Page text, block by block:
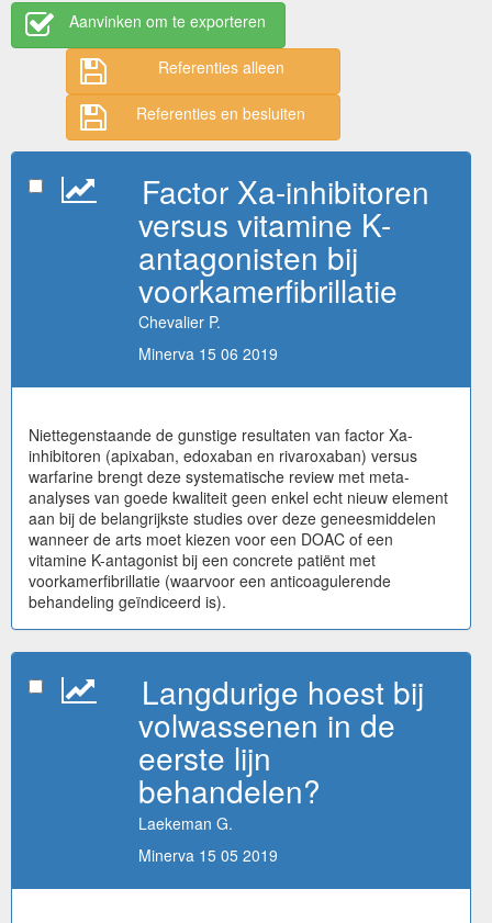
Aanvinken om te exporteren
Referenties alleen
Referenties en besluiten
Factor Xa-inhibitoren
versus vitamine K-
antagonisten bij
voorkamerfibrillatie
Chevalier P.
Minerva 15 06 2019
Niettegenstaande de gunstige resultaten van factor Xa-
inhibitoren (apixaban, edoxaban en rivaroxaban) versus
warfarine brengt deze systematische review met meta-
analyses van goede kwaliteit geen enkel echt nieuw element
aan bij de belangrijkste studies over deze geneesmiddelen
wanneer de arts moet kiezen voor een DOAC of een
vitamine K-antagonist bij een concrete patiënt met
voorkamerfibrillatie (waarvoor een anticoagulerende
behandeling geïndiceerd is).
Langdurige hoest bij
volwassenen in de
eerste lijn
behandelen?
Laekeman G.
Minerva 15 05 2019